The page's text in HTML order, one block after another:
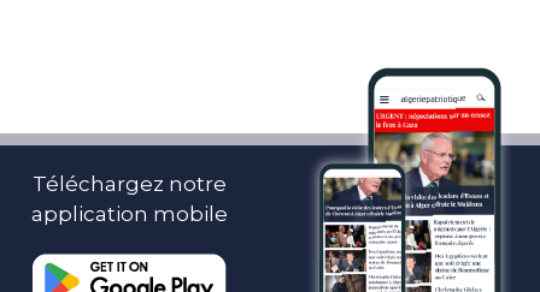
Téléchargez notre
application mobile